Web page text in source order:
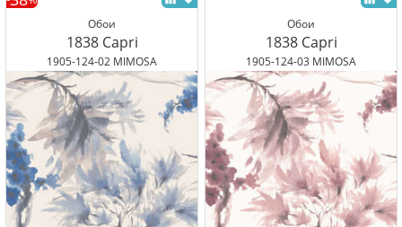
Обои
1838 Capri
1905-124-02 MIMOSA
Обои
1838 Capri
1905-124-03 MIMOSA